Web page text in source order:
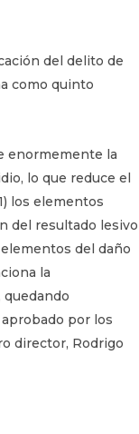
del delito de
como quinto
enormemente la
lo que reduce el
los elementos
del resultado lesivo
del daño
la
por los
director, Rodrigo